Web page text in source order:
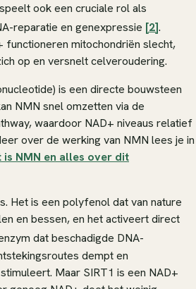
ook een cruciale rol als
reparatie en genexpressie [2].
functioneren mitochondriën slecht,
op en versnelt celveroudering.
is een directe bouwsteen
NMN snel omzetten via de
waardoor NAD+ niveaus relatief
over de werking van NMN lees je in
is NMN en alles over dit
Het is een polyfenol dat van nature
en bessen, en het activeert direct
dat beschadigde DNA-
dempt en
Maar SIRT1 is een NAD+